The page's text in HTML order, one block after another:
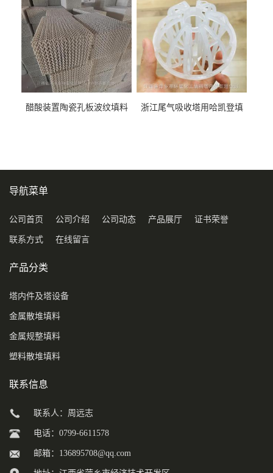
醋酸装置陶瓷孔板波纹填料
浙江尾气吸收塔用哈凯登填
导航菜单
公司首页 公司介绍 公司动态 产品展厅 证书荣誉
联系方式 在线留言
产品分类
塔内件及塔设备
金属散堆填料
金属规整填料
塑料散堆填料
联系信息
联系人：周远志
电话：0799-6611578
邮箱： 136895708@qq.com